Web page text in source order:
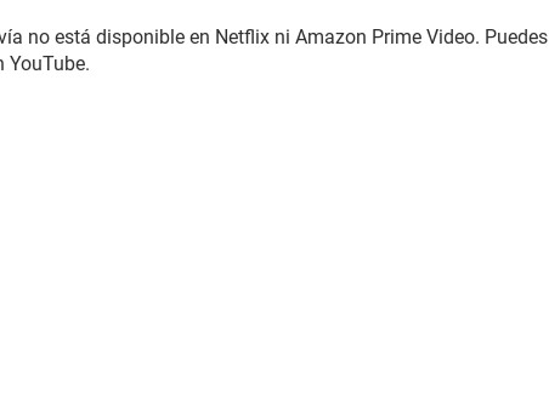
no está disponible en Netflix ni Amazon Prime Video. Puedes
YouTube.